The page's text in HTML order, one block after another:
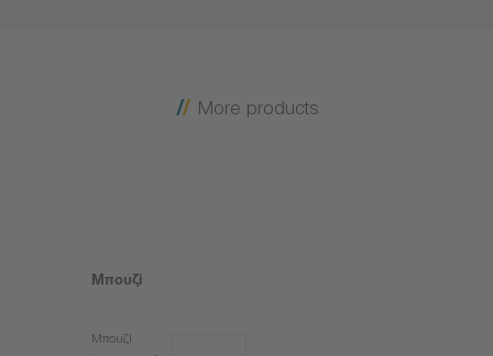
More products
Μπουζί
Μπουζί